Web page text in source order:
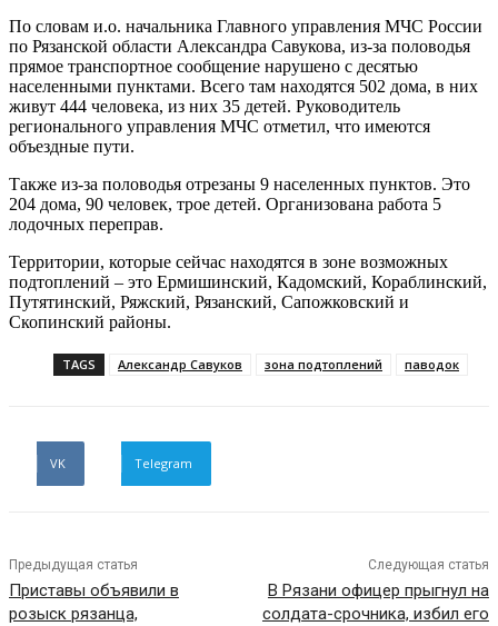
По словам и.о. начальника Главного управления МЧС России
по Рязанской области Александра Савукова, из-за половодья
прямое транспортное сообщение нарушено с десятью
населенными пунктами. Всего там находятся 502 дома, в них
живут 444 человека, из них 35 детей. Руководитель
регионального управления МЧС отметил, что имеются
объездные пути.
Также из-за половодья отрезаны 9 населенных пунктов. Это
204 дома, 90 человек, трое детей. Организована работа 5
лодочных переправ.
Территории, которые сейчас находятся в зоне возможных
подтоплений – это Ермишинский, Кадомский, Кораблинский,
Путятинский, Ряжский, Рязанский, Сапожковский и
Скопинский районы.
TAGS Александр Савуков зона подтоплений паводок
VK Telegram
Предыдущая статья
Приставы объявили в
розыск рязанца,
Следующая статья
В Рязани офицер прыгнул на
солдата-срочника, избил его